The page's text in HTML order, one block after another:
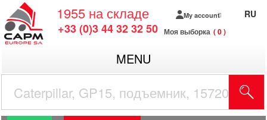
1955 на складе
+33 (0)3 44 32 32 50
My account
Моя выборка 0
RU
MENU